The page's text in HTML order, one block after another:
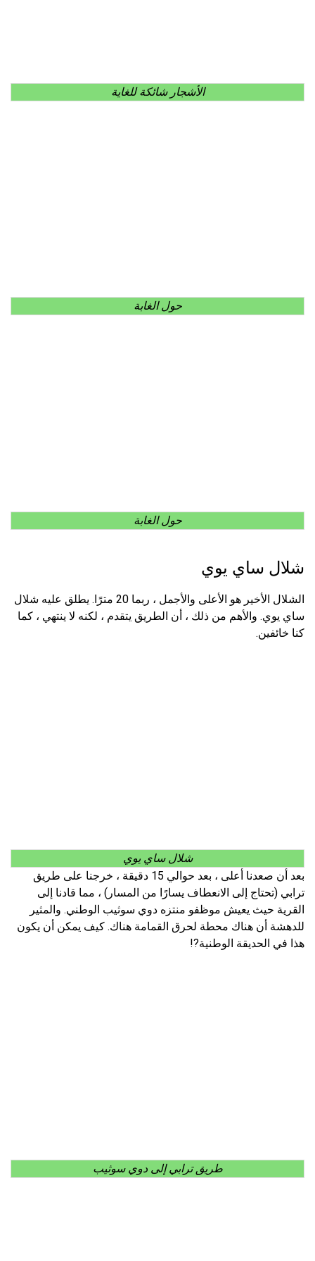
الأشجار شائكة للغاية
حول الغابة
حول الغابة
شلال ساي يوي
الشلال الأخير هو الأعلى والأجمل ، ربما 20 مترًا. يطلق عليه شلال
ساي يوي. والأهم من ذلك ، أن الطريق يتقدم ، لكنه لا ينتهي ، كما
كنا خائفين.
شلال ساي يوي
بعد أن صعدنا أعلى ، بعد حوالي 15 دقيقة ، خرجنا على طريق
ترابي (تحتاج إلى الانعطاف يسارًا من المسار) ، مما قادنا إلى
القرية حيث يعيش موظفو منتزه دوي سوثيب الوطني. والمثير
للدهشة أن هناك محطة لحرق القمامة هناك. كيف يمكن أن يكون
هذا في الحديقة الوطنية?!
طريق ترابي إلى دوي سوثيب